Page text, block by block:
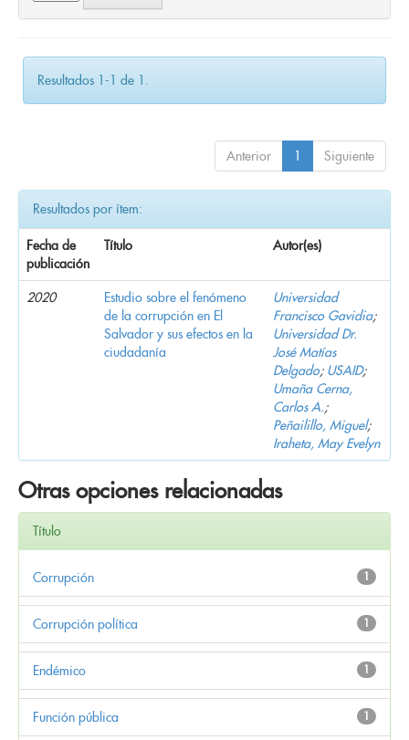
Resultados 1-1 de 1.
Anterior 1 Siguiente
Resultados por ítem:
Fecha de
publicación
Título Autor(es)
2020
Estudio sobre el fenómeno
de la corrupción en El
Salvador y sus efectos en la
ciudadanía
Universidad
Francisco Gavidia;
Universidad Dr.
José Matías
Delgado; USAID;
Umaña Cerna,
Carlos A.;
Peñailillo, Miguel;
Iraheta, May Evelyn
Otras opciones relacionadas
Título
1
Corrupción
1
Corrupción política
1
Endémico
1
Función pública